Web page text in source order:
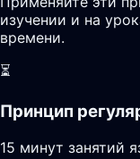
изучении и на
времени.
⏳
Принцип
15 минут занятий